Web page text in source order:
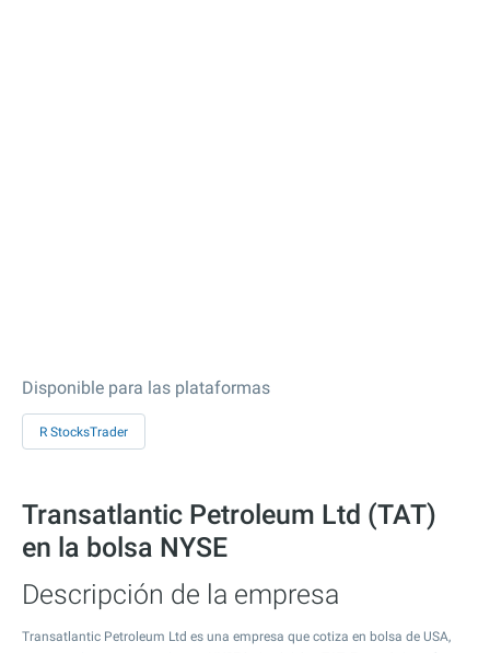
Disponible para las plataformas
R StocksTrader
Transatlantic Petroleum Ltd (TAT)
en la bolsa NYSE
Descripción de la empresa
Transatlantic Petroleum Ltd es una empresa que cotiza en bolsa de USA,